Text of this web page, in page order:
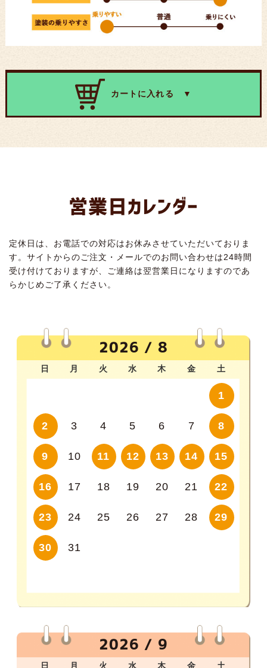
カートに入れる ▼
営業日カレンダー
定休日は、お電話での対応はお休みさせていただいておりま
す。サイトからのご注文・メールでのお問い合わせは24時間
受け付けておりますが、ご連絡は翌営業日になりますのであ
らかじめご了承ください。
2026 / 8
日 月 火 水 木 金 土
1
2 3 4 5 6 7 8
9 10 11 12 13 14 15
16 17 18 19 20 21 22
23 24 25 26 27 28 29
30 31
2026 / 9
日 月 火 水 木 金 土